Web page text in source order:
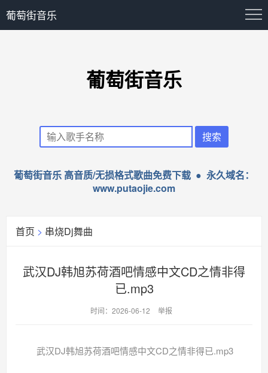
葡萄街音乐
葡萄街音乐
葡萄街音乐 高音质/无损格式歌曲免费下载 ● 永久域名：
www.putaojie.com
首页 > 串烧Dj舞曲
武汉DJ韩旭苏荷酒吧情感中文CD之情非得
已.mp3
时间：2026-06-12 举报
武汉DJ韩旭苏荷酒吧情感中文CD之情非得已.mp3